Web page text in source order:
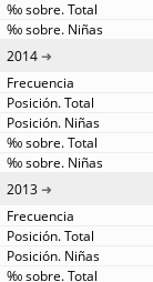
2014
2013